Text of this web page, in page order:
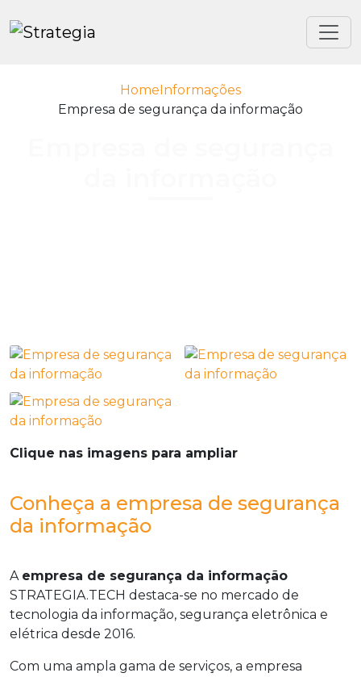
HomeInformações
Empresa de segurança da informação
Clique nas imagens para ampliar
Conheça a empresa de segurança
da informação
A empresa de segurança da informação
STRATEGIA.TECH destaca-se no mercado de
tecnologia da informação, segurança eletrônica e
elétrica desde 2016.
Com uma ampla gama de serviços, a empresa